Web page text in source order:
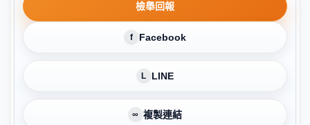
檢舉回報
f Facebook
L LINE
∞ 複製連結